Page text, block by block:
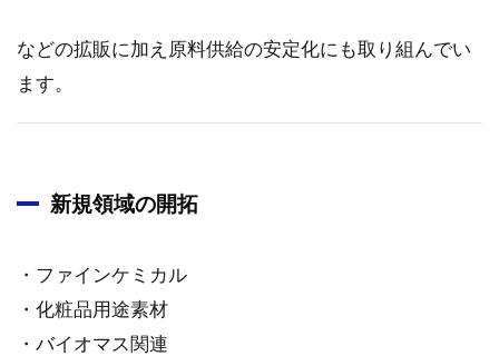
などの拡販に加え原料供給の安定化にも取り組んでい
ます。
新規領域の開拓
・ファインケミカル
・化粧品用途素材
・バイオマス関連